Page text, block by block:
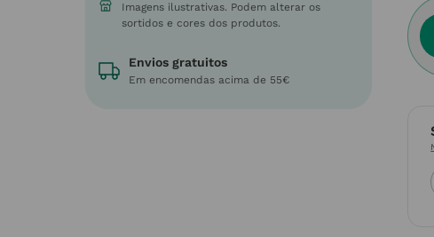
Imagens ilustrativas. Podem alterar os
sortidos e cores dos produtos.
Envios gratuitos
Em encomendas acima de 55€